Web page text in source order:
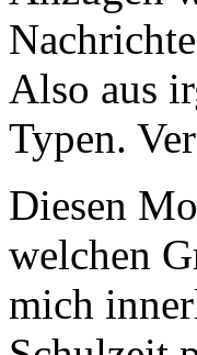
Also aus
Typen.
Diesen
welchen
mich